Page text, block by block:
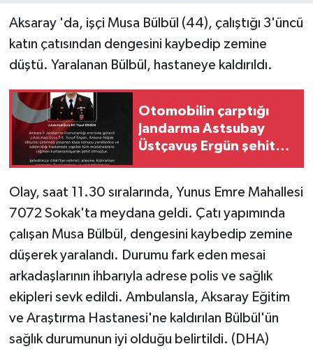
Aksaray 'da, işçi Musa Bülbül (44), çalıştığı 3'üncü
katın çatısından dengesini kaybedip zemine
düştü. Yaralanan Bülbül, hastaneye kaldırıldı.
Otomobilin çarptığı
Jandarma Astsubay
Üstçavuş Ergün şehit
Olay, saat 11.30 sıralarında, Yunus Emre Mahallesi
7072 Sokak'ta meydana geldi. Çatı yapımında
çalışan Musa Bülbül, dengesini kaybedip zemine
düşerek yaralandı. Durumu fark eden mesai
arkadaşlarının ihbarıyla adrese polis ve sağlık
ekipleri sevk edildi. Ambulansla, Aksaray Eğitim
ve Araştırma Hastanesi'ne kaldırılan Bülbül'ün
sağlık durumunun iyi olduğu belirtildi. (DHA)
Politika
Sağlık
Son Dakika
Yaşam
Yerel
AboneHaber Özel